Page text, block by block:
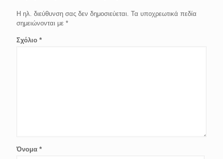
Η ηλ. διεύθυνση σας δεν δημοσιεύεται. Τα υποχρεωτικά πεδία
σημειώνονται με *
Σχόλιο *
Όνομα *